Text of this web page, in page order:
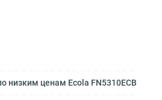
низким ценам Ecola FN5310ECB